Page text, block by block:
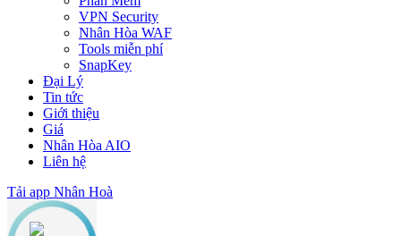
VPN Security
Nhân Hòa WAF
Tools miễn phí
SnapKey
Đại Lý
Tin tức
Giới thiệu
Giá
Nhân Hòa AIO
Liên hệ
Tải app Nhân Hoà
Nội dung chính